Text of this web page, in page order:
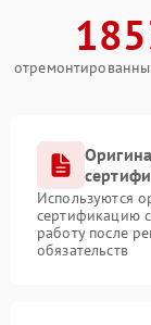
Используются
сертификацию
работу после
обязательств